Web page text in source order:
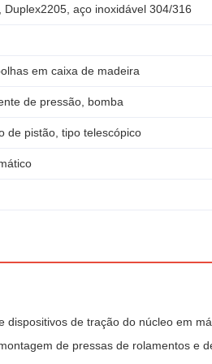
Duplex2205, aço inoxidável 304/316
em caixa de madeira
de pressão, bomba
de pistão, tipo telescópico
dispositivos de tração do núcleo em
de pressas de rolamentos e